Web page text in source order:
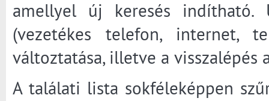
amellyel új keresés indítható.
(vezetékes telefon, internet,
változtatása, illetve a visszalépés
A találati lista sokféleképpen